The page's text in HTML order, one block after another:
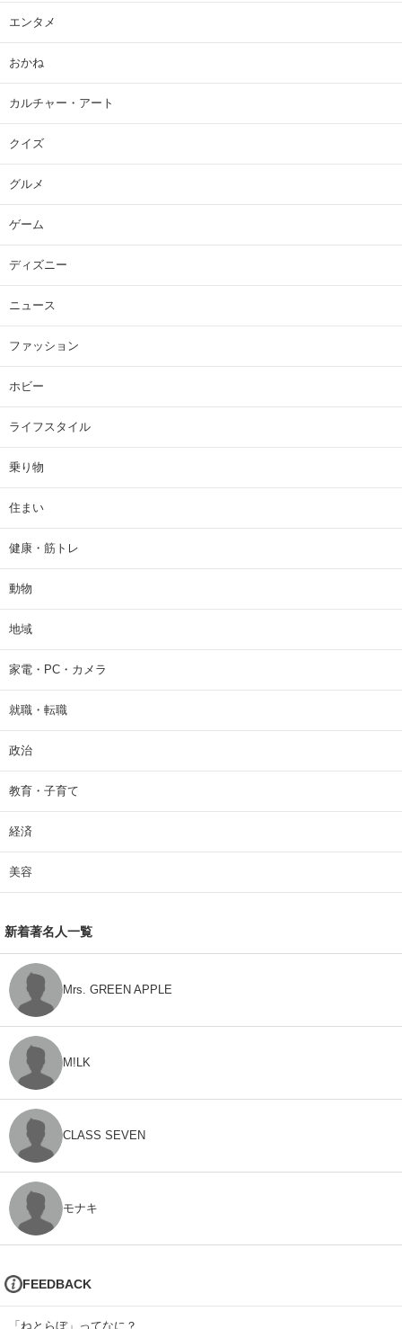
エンタメ
おかね
カルチャー・アート
クイズ
グルメ
ゲーム
ディズニー
ニュース
ファッション
ホビー
ライフスタイル
乗り物
住まい
健康・筋トレ
動物
地域
家電・PC・カメラ
就職・転職
政治
教育・子育て
経済
美容
新着著名人一覧
Mrs. GREEN APPLE
M!LK
CLASS SEVEN
モナキ
FEEDBACK
「ねとらぼ」ってなに？